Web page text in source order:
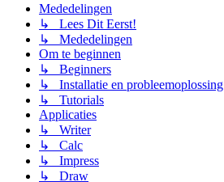
Mededelingen
↳ Lees Dit Eerst!
↳ Mededelingen
Om te beginnen
↳ Beginners
↳ Installatie en probleemoplossing
↳ Tutorials
Applicaties
↳ Writer
↳ Calc
↳ Impress
↳ Draw